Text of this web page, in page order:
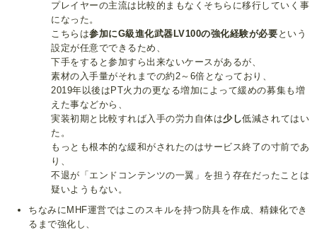
プレイヤーの主流は比較的まもなくそちらに移行していく事
になった。
こちらは参加にG級進化武器LV100の強化経験が必要 という
設定が任意でできるため、
下手をすると参加すら出来ないケースがあるが、
素材の入手量がそれまでの約2～6倍となっており、
2019年以後はPT火力の更なる増加によって緩めの募集も増
えた事などから、
実装初期と比較すれば入手の労力自体は少し低減されてはい
た。
もっとも根本的な緩和がされたのはサービス終了の寸前であ
り、
不退が「エンドコンテンツの一翼」を担う存在だったことは
疑いようもない。
ちなみにMHF運営ではこのスキルを持つ防具を作成、精錬化でき
るまで強化し、